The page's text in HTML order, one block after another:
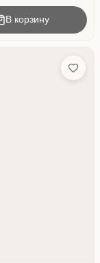
В корзину
Add to